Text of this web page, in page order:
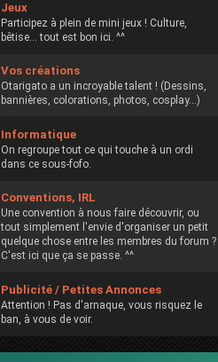
Jeux
Participez à plein de mini jeux ! Culture,
bêtise... tout est bon ici. ^^
Vos créations
Otarigato a un incroyable talent ! (Dessins,
bannières, colorations, photos, cosplay...)
Informatique
On regroupe tout ce qui touche à un ordi
dans ce sous-fofo.
Conventions, IRL
Une convention à nous faire découvrir, ou
tout simplement l'envie d'organiser un petit
quelque chose entre les membres du forum ?
C'est ici que ça se passe. ^^
Publicité / Petites Annonces
Attention ! Pas d'arnaque, vous risquez le
ban, à vous de voir.